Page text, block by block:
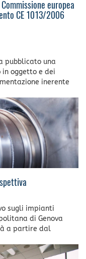
europea
CE 1013/2006
pubblicato una
oggetto e dei
inerente
sugli impianti
di Genova
a partire dal